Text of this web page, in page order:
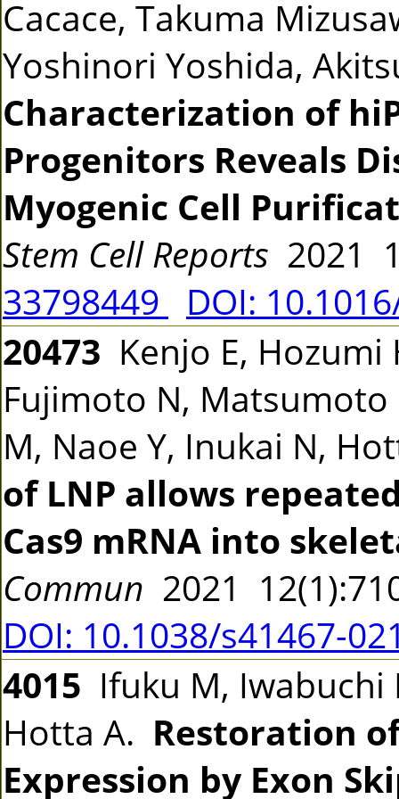
Cacace, Takuma
Yoshinori Yoshida,
Characterization of
Progenitors Reveals
Myogenic Cell
Stem Cell Reports 2021
33798449
DOI:
20473 Kenjo E, Hozumi
Fujimoto N, Matsumoto
M, Naoe Y, Inukai N,
of LNP allows
Cas9 mRNA into
Commun 2021
DOI: 10.1038/s41467-
4015 Ifuku M, Iwabuchi
Hotta A. Restoration
Expression by Exon